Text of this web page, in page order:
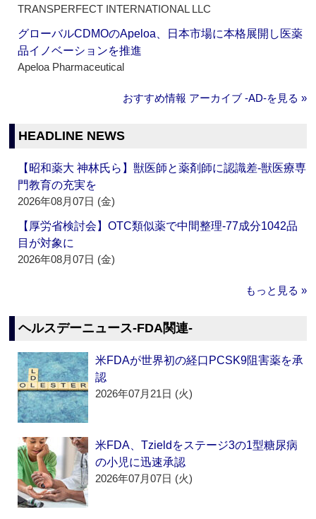
TRANSPERFECT INTERNATIONAL LLC
グローバルCDMOのApeloa、日本市場に本格展開し医薬
品イノベーションを推進
Apeloa Pharmaceutical
おすすめ情報 アーカイブ ‐AD‐を見る »
HEADLINE NEWS
【昭和薬大 神林氏ら】獣医師と薬剤師に認識差‐獣医療専
門教育の充実を
2026年08月07日 (金)
【厚労省検討会】OTC類似薬で中間整理‐77成分1042品
目が対象に
2026年08月07日 (金)
もっと見る »
ヘルスデーニュース‐FDA関連‐
米FDAが世界初の経口PCSK9阻害薬を承
認
2026年07月21日 (火)
米FDA、Tzieldをステージ3の1型糖尿病
の小児に迅速承認
2026年07月07日 (火)